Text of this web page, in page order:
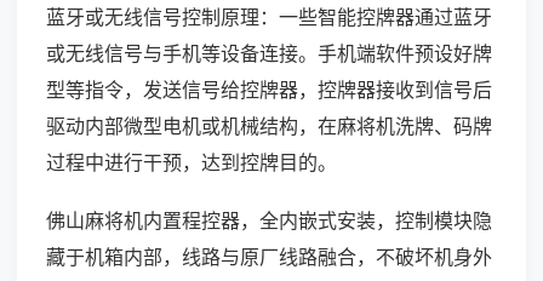
蓝牙或无线信号控制原理：一些智能控牌器通过蓝牙
或无线信号与手机等设备连接。手机端软件预设好牌
型等指令，发送信号给控牌器，控牌器接收到信号后
驱动内部微型电机或机械结构，在麻将机洗牌、码牌
过程中进行干预，达到控牌目的。
佛山麻将机内置程控器，全内嵌式安装，控制模块隐
藏于机箱内部，线路与原厂线路融合，不破坏机身外